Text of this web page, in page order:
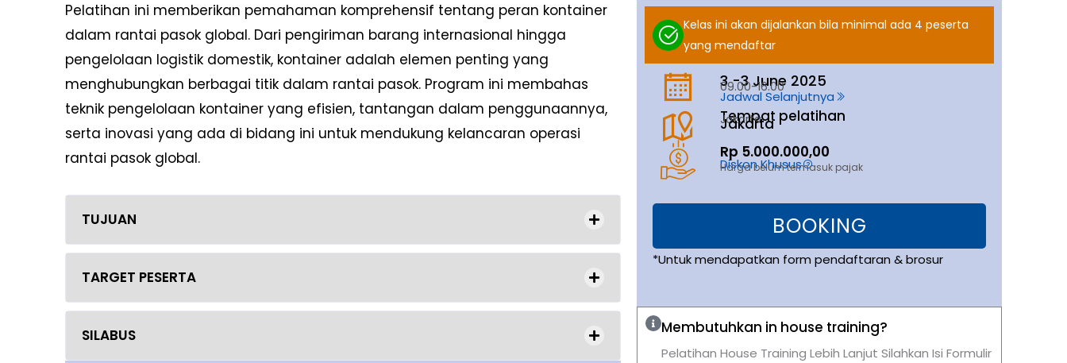
Pelatihan ini memberikan pemahaman komprehensif tentang peran kontainer
dalam rantai pasok global. Dari pengiriman barang internasional hingga
pengelolaan logistik domestik, kontainer adalah elemen penting yang
menghubungkan berbagai titik dalam rantai pasok. Program ini membahas
teknik pengelolaan kontainer yang efisien, tantangan dalam penggunaannya,
serta inovasi yang ada di bidang ini untuk mendukung kelancaran operasi
rantai pasok global.
TUJUAN
TARGET PESERTA
SILABUS
Kelas ini akan dijalankan bila minimal ada 4 peserta
yang mendaftar
3 -3 June 2025
09.00-16.00
Jadwal Selanjutnya
Tempat pelatihan
Jakarta
Jakarta
Rp 5.000.000,00
Diskon Khusus
Harga belum termasuk pajak
BOOKING
*Untuk mendapatkan form pendaftaran & brosur
Membutuhkan in house training?
Pelatihan House Training Lebih Lanjut Silahkan Isi Formulir